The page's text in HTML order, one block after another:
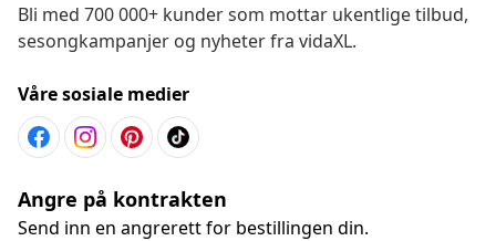
Bli med 700 000+ kunder som mottar ukentlige tilbud,
sesongkampanjer og nyheter fra vidaXL.
Våre sosiale medier
Angre på kontrakten
Send inn en angrerett for bestillingen din.